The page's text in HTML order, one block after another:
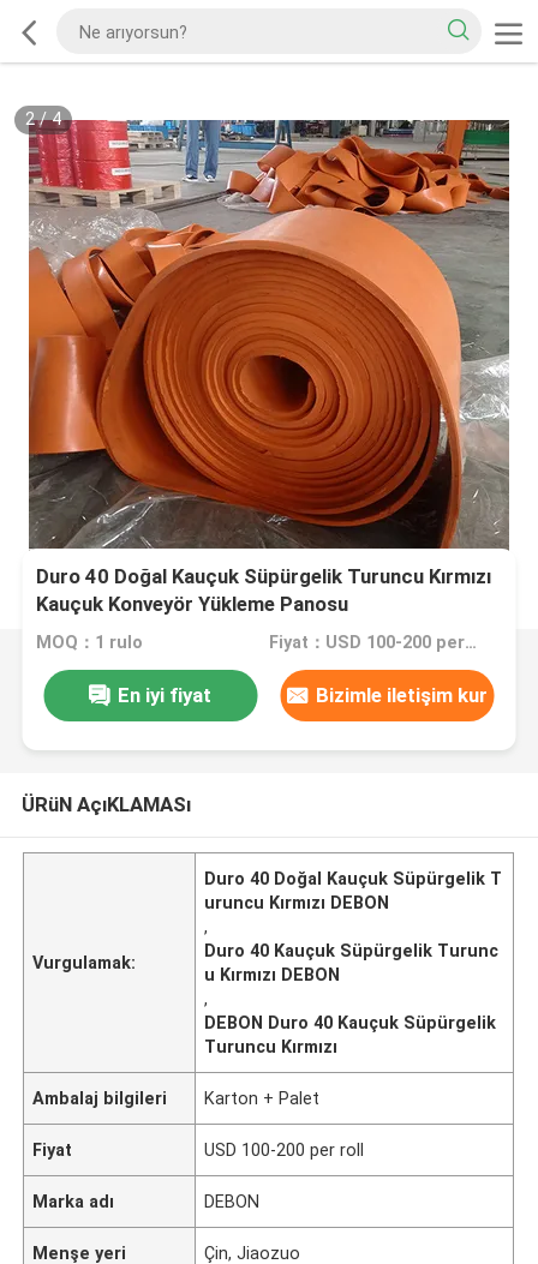
2/4
Duro 40 Doğal Kauçuk Süpürgelik Turuncu Kırmızı
Kauçuk Konveyör Yükleme Panosu
MOQ：1 rulo Fiyat：USD 100-200 per roll
En iyi fiyat Bizimle iletişim kur
ÜRüN AçıKLAMASı
Vurgulamak:
Duro 40 Doğal Kauçuk Süpürgelik T
uruncu Kırmızı DEBON
,
Duro 40 Kauçuk Süpürgelik Turunc
u Kırmızı DEBON
,
DEBON Duro 40 Kauçuk Süpürgelik
Turuncu Kırmızı
Ambalaj bilgileri Karton + Palet
Fiyat USD 100-200 per roll
Marka adı DEBON
Menşe yeri Çin, Jiaozuo